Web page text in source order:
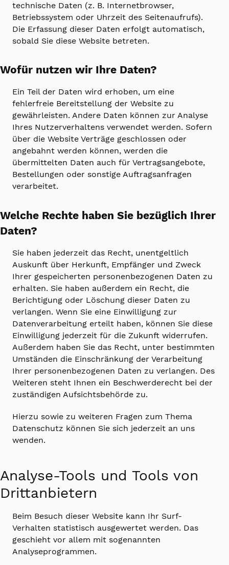
technische Daten (z. B. Internetbrowser,
Betriebssystem oder Uhrzeit des Seitenaufrufs).
Die Erfassung dieser Daten erfolgt automatisch,
sobald Sie diese Website betreten.
Wofür nutzen wir Ihre Daten?
Ein Teil der Daten wird erhoben, um eine
fehlerfreie Bereitstellung der Website zu
gewährleisten. Andere Daten können zur Analyse
Ihres Nutzerverhaltens verwendet werden. Sofern
über die Website Verträge geschlossen oder
angebahnt werden können, werden die
übermittelten Daten auch für Vertragsangebote,
Bestellungen oder sonstige Auftragsanfragen
verarbeitet.
Welche Rechte haben Sie bezüglich Ihrer
Daten?
Sie haben jederzeit das Recht, unentgeltlich
Auskunft über Herkunft, Empfänger und Zweck
Ihrer gespeicherten personenbezogenen Daten zu
erhalten. Sie haben außerdem ein Recht, die
Berichtigung oder Löschung dieser Daten zu
verlangen. Wenn Sie eine Einwilligung zur
Datenverarbeitung erteilt haben, können Sie diese
Einwilligung jederzeit für die Zukunft widerrufen.
Außerdem haben Sie das Recht, unter bestimmten
Umständen die Einschränkung der Verarbeitung
Ihrer personenbezogenen Daten zu verlangen. Des
Weiteren steht Ihnen ein Beschwerderecht bei der
zuständigen Aufsichtsbehörde zu.
Hierzu sowie zu weiteren Fragen zum Thema
Datenschutz können Sie sich jederzeit an uns
wenden.
Analyse-Tools und Tools von
Dritt­anbietern
Beim Besuch dieser Website kann Ihr Surf-
Verhalten statistisch ausgewertet werden. Das
geschieht vor allem mit sogenannten
Analyseprogrammen.